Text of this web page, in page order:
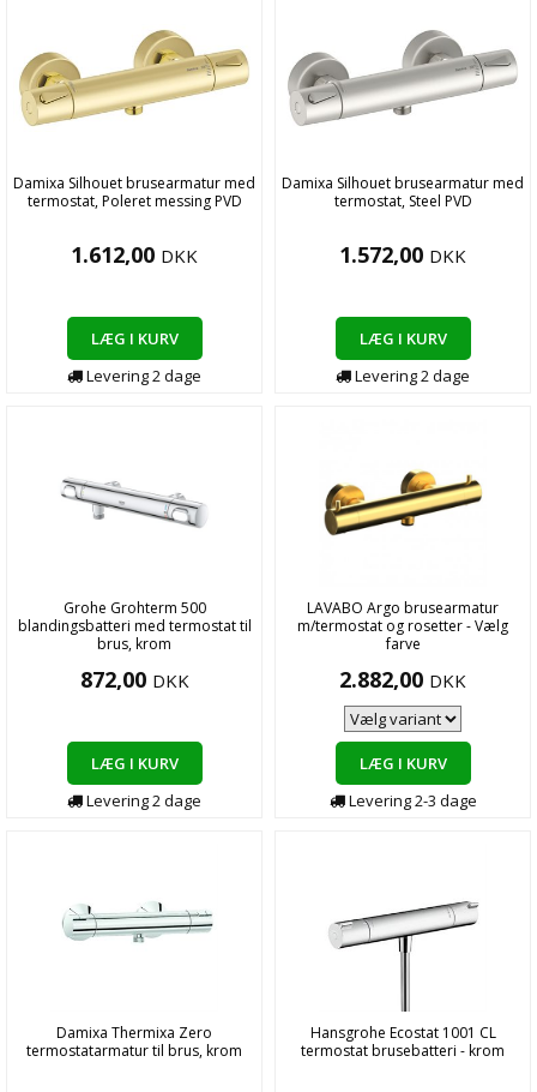
Damixa Silhouet brusearmatur med
termostat, Poleret messing PVD
1.612,00 DKK
LÆG I KURV
Levering2dage
Damixa Silhouet brusearmatur med
termostat, Steel PVD
1.572,00 DKK
LÆG I KURV
Levering2dage
Grohe Grohterm 500
blandingsbatteri med termostat til
brus, krom
872,00 DKK
LÆG I KURV
Levering2dage
LAVABO Argo brusearmatur
m/termostat og rosetter - Vælg
farve
2.882,00 DKK
LÆG I KURV
Levering2-3 dage
Damixa Thermixa Zero
termostatarmatur til brus, krom
Hansgrohe Ecostat 1001 CL
termostat brusebatteri - krom